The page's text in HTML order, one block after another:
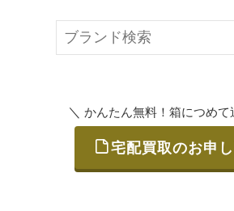
または梱包材不要の「集荷申
ご発送
＼ かんたん無料！箱につめて
宅配買取のお申